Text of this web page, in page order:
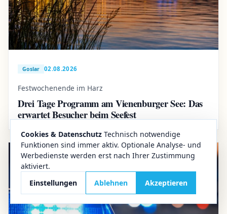
Cookies & Datenschutz Technisch notwendige
Funktionen sind immer aktiv. Optionale Analyse- und
Werbedienste werden erst nach Ihrer Zustimmung
aktiviert.
Einstellungen
Ablehnen Akzeptieren
Goslar 02.08.2026
Festwochenende im Harz
Drei Tage Programm am Vienenburger See: Das
erwartet Besucher beim Seefest